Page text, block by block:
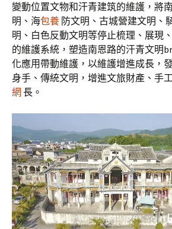
變動位置文物和汗青建筑的維護，將
明、海包養 防文明、古城營建文明、
明、白色反動文明等停止梳理、展現
的維護系統，塑造南恩路的汗青文明
化應用帶動維護，以維護增進成長，
身手、傳統文明，增進文旅財產、手
網 長。